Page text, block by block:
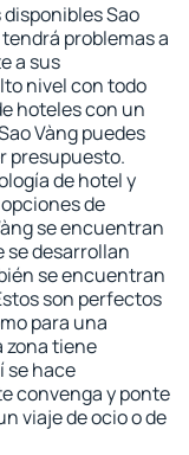
Sao
problemas a
a sus
nivel con todo
hoteles con un
Vàng puedes
presupuesto.
de hotel y
de
se encuentran
se desarrollan
se encuentran
son perfectos
para una
zona tiene
se hace
convenga y ponte
viaje de ocio o de